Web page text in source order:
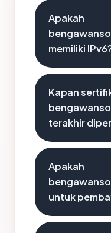
Apakah
memiliki
Kapan
terakhir
Apakah
untuk